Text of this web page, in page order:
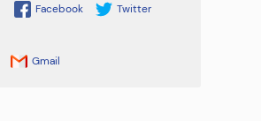
Facebook Twitter
Gmail